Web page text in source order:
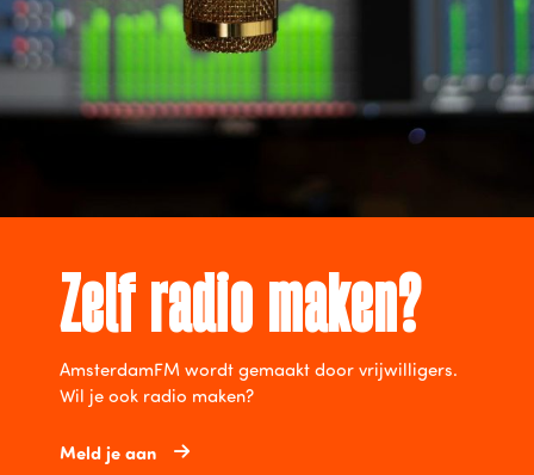
Zelf radio maken?
AmsterdamFM wordt gemaakt door vrijwilligers.
Wil je ook radio maken?
Meld je aan